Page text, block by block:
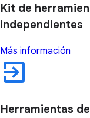
Kit de
independientes
Más información
Herramientas